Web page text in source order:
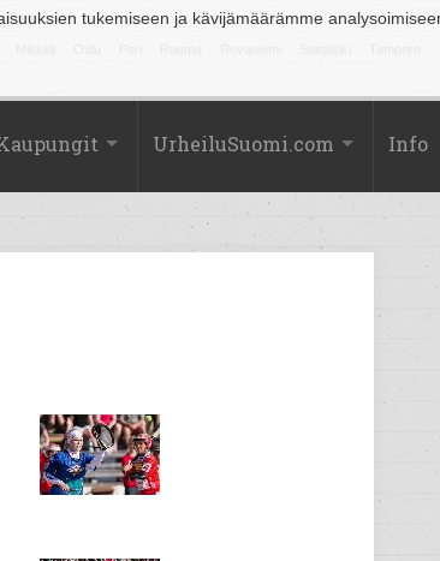
tukemiseen ja kävijämäärämme
UrheiluSuomi.com Info